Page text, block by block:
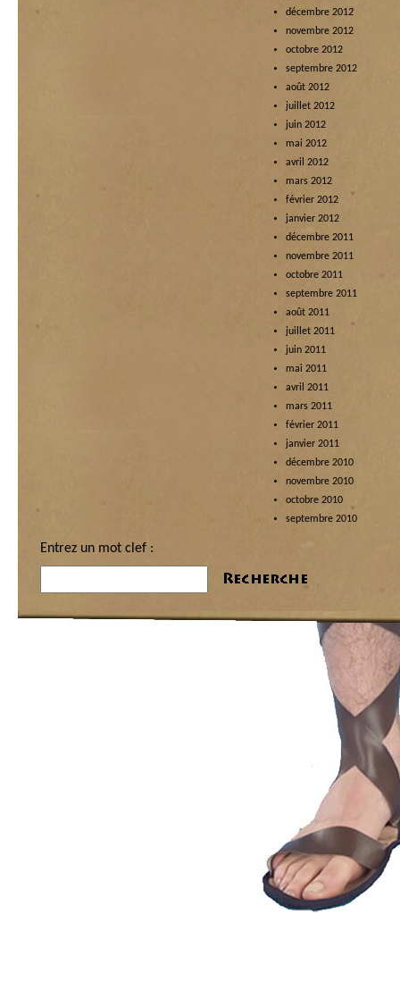
décembre 2012
novembre 2012
octobre 2012
septembre 2012
août 2012
juillet 2012
juin 2012
mai 2012
avril 2012
mars 2012
février 2012
janvier 2012
décembre 2011
novembre 2011
octobre 2011
septembre 2011
août 2011
juillet 2011
juin 2011
mai 2011
avril 2011
mars 2011
février 2011
janvier 2011
décembre 2010
novembre 2010
octobre 2010
septembre 2010
Entrez un mot clef :